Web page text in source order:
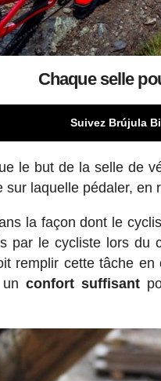
Chaque selle
Suivez Brújula
le but de la selle de
laquelle pédaler,
la façon dont le
par le cycliste lors du
remplir cette tâche
confort suffisant